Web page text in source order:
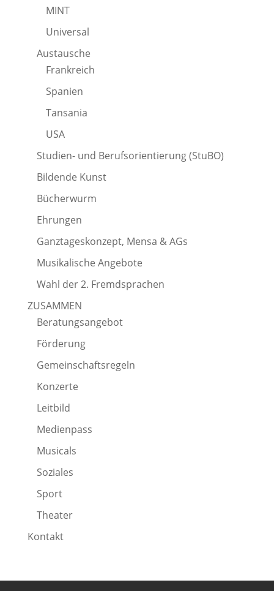
MINT
Universal
Austausche
Frankreich
Spanien
Tansania
USA
Studien- und Berufsorientierung (StuBO)
Bildende Kunst
Bücherwurm
Ehrungen
Ganztageskonzept, Mensa & AGs
Musikalische Angebote
Wahl der 2. Fremdsprachen
ZUSAMMEN
Beratungsangebot
Förderung
Gemeinschaftsregeln
Konzerte
Leitbild
Medienpass
Musicals
Soziales
Sport
Theater
Kontakt